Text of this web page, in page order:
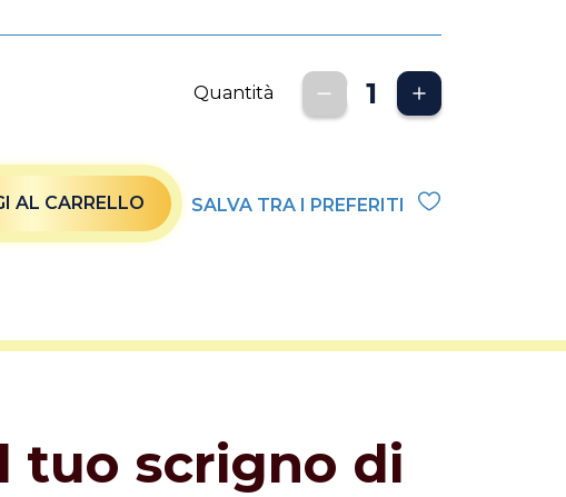
Quantità
AL CARRELLO SALVA TRA I PREFERITI
tuo scrigno di